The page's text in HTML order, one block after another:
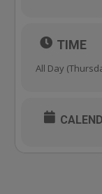
TIME
All Day